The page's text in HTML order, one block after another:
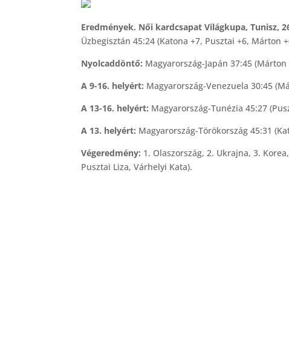
Eredmények. Női kardcsapat Világkupa, Tunisz,
Üzbegisztán 45:24 (Katona +7, Pusztai +6, Márton
Nyolcaddöntő: Magyarország-Japán 37:45
A 9-16. helyért: Magyarország-Venezuela 30:45
A 13-16. helyért: Magyarország-Tunézia 45:27
A 13. helyért: Magyarország-Törökország 45:31
Végeredmény: 1. Olaszország, 2. Ukrajna, 3.
Pusztai Liza, Várhelyi Kata).